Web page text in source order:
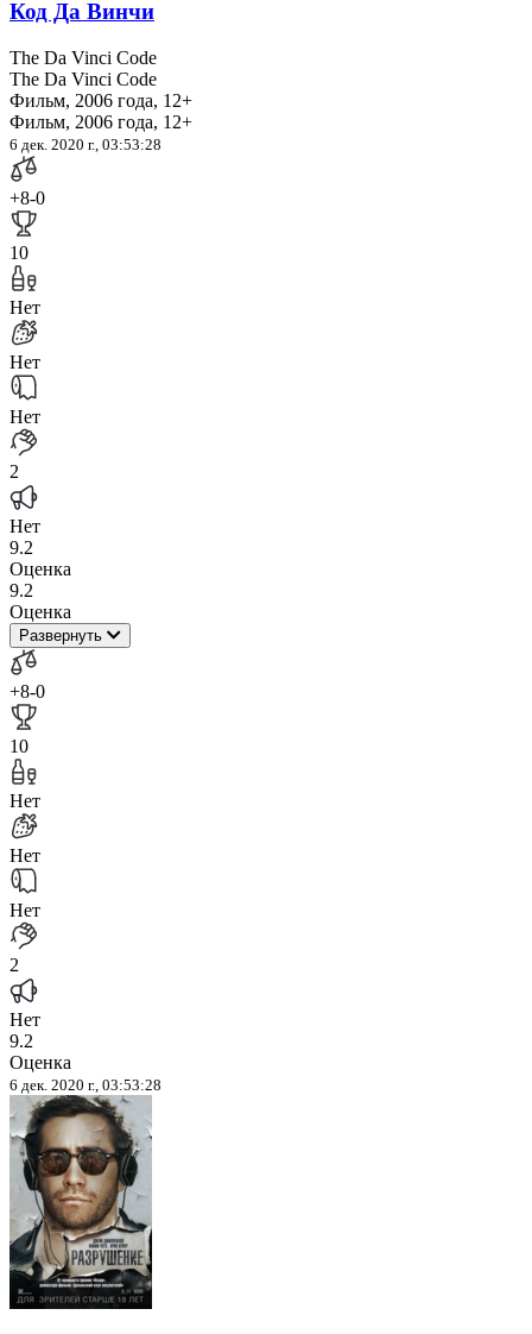
Код Да Винчи
The Da Vinci Code
The Da Vinci Code
Фильм, 2006 года, 12+
Фильм, 2006 года, 12+
6 дек. 2020 г., 03:53:28
+8-0
10
Нет
Нет
Нет
2
Нет
9.2
Оценка
9.2
Оценка
Развернуть
+8-0
10
Нет
Нет
Нет
2
Нет
9.2
Оценка
6 дек. 2020 г., 03:53:28